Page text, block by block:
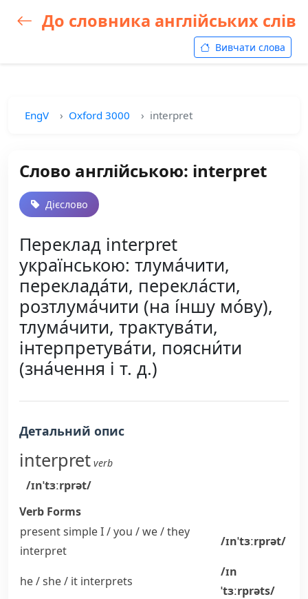
До словника англійських слів
Вивчати слова
EngV Oxford 3000 interpret
Слово англійською: interpret
Дієслово
Переклад interpret
українською: тлума́чити,
переклада́ти, перекла́сти,
розтлума́чити (на і́ншу мо́ву),
тлума́чити, трактува́ти,
інтерпретува́ти, поясни́ти
(зна́чення і т. д.)
Детальний опис
interpret verb
/ɪnˈtɜːrprət/
Verb Forms
present simple I / you / we / they
interpret
/ɪnˈtɜːrprət/
he / she / it interprets
/ɪn
ˈtɜːrprəts/